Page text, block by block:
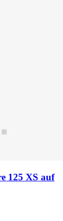
125 XS auf